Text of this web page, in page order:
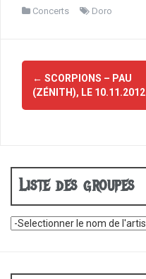
c
k
Concerts Doro
Navigation
d'article
← SCORPIONS – PAU
(ZÉNITH), LE 10.11.2012
Liste des groupes